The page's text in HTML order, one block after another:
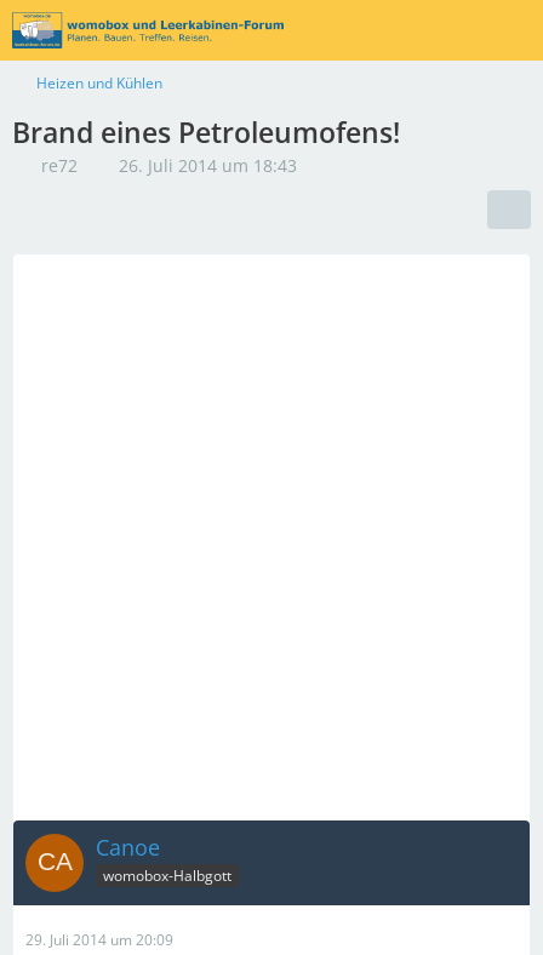
Heizen und Kühlen
Brand eines Petroleumofens!
re72 26. Juli 2014 um 18:43
Canoe
womobox-Halbgott
29. Juli 2014 um 20:09